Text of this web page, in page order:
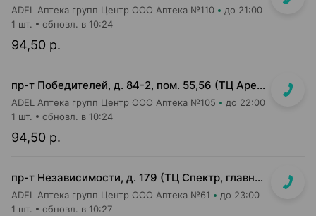
ADEL Аптека групп Центр ООО Аптека №110 до 21:00
94,50 р.
1 шт. обновл. в 10:24
пр-т Победителей, д. 84-2, пом. 55,56 (ТЦ Арена Сити, напротив центр. входа)
ADEL Аптека групп Центр ООО Аптека №105 до 22:00
94,50 р.
1 шт. обновл. в 10:24
пр-т Независимости, д. 179 (ТЦ Спектр, главный вход, 1 этаж)
ADEL Аптека групп Центр ООО Аптека №61 до 23:00
1 шт. обновл. в 10:27